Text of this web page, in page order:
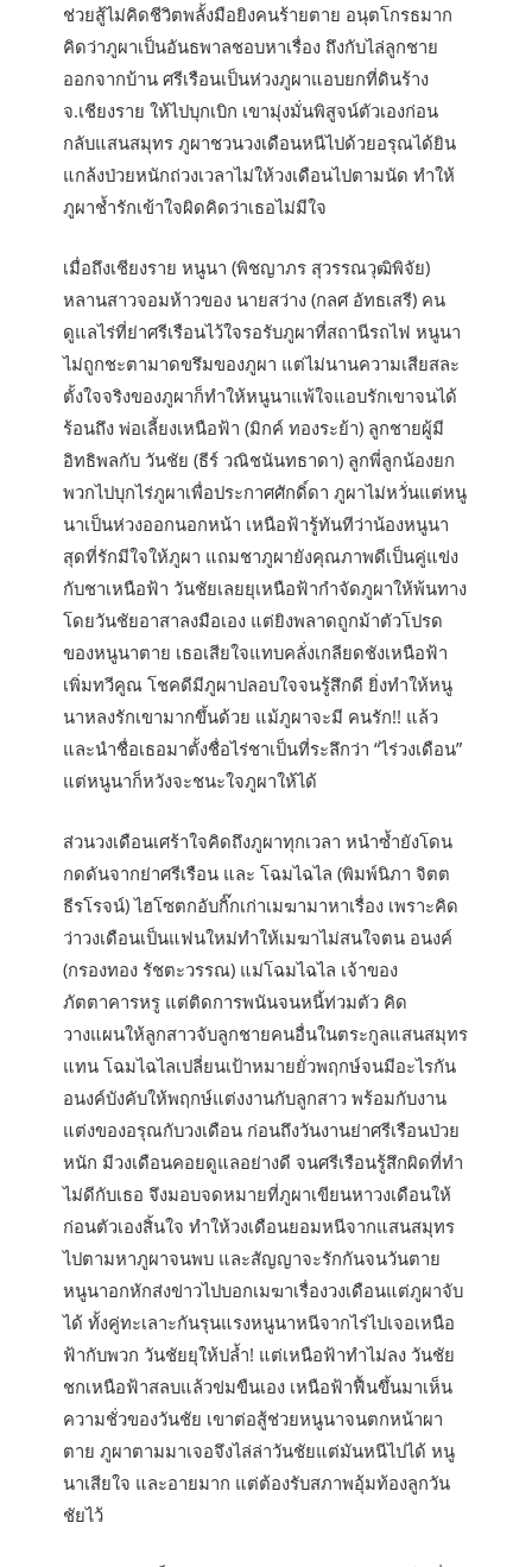
ช่วยสู้ไม่คิดชีวิตพลั้งมือยิงคนร้ายตาย อนุตโกรธมาก
คิดว่าภูผาเป็นอันธพาลชอบหาเรื่อง ถึงกับไล่ลูกชาย
ออกจากบ้าน ศรีเรือนเป็นห่วงภูผาแอบยกที่ดินร้าง
จ.เชียงราย ให้ไปบุกเบิก เขามุ่งมั่นพิสูจน์ตัวเองก่อน
กลับแสนสมุทร ภูผาชวนวงเดือนหนีไปด้วยอรุณได้ยิน
แกล้งป่วยหนักถ่วงเวลาไม่ให้วงเดือนไปตามนัด ทำให้
ภูผาช้ำรักเข้าใจผิดคิดว่าเธอไม่มีใจ
เมื่อถึงเชียงราย หนูนา (พิชญาภร สุวรรณวุฒิพิจัย)
หลานสาวจอมห้าวของ นายสว่าง (กลศ อัทธเสรี) คน
ดูแลไร่ที่ย่าศรีเรือนไว้ใจรอรับภูผาที่สถานีรถไฟ หนูนา
ไม่ถูกชะตามาดขรึมของภูผา แต่ไม่นานความเสียสละ
ตั้งใจจริงของภูผาก็ทำให้หนูนาแพ้ใจแอบรักเขาจนได้
ร้อนถึง พ่อเลี้ยงเหนือฟ้า (มิกค์ ทองระย้า) ลูกชายผู้มี
อิทธิพลกับ วันชัย (ธีร์ วณิชนันทธาดา) ลูกพี่ลูกน้องยก
พวกไปบุกไร่ภูผาเพื่อประกาศศักดิ์ดา ภูผาไม่หวั่นแต่หนู
นาเป็นห่วงออกนอกหน้า เหนือฟ้ารู้ทันทีว่าน้องหนูนา
สุดที่รักมีใจให้ภูผา แถมชาภูผายังคุณภาพดีเป็นคู่แข่ง
กับชาเหนือฟ้า วันชัยเลยยุเหนือฟ้ากำจัดภูผาให้พ้นทาง
โดยวันชัยอาสาลงมือเอง แต่ยิงพลาดถูกม้าตัวโปรด
ของหนูนาตาย เธอเสียใจแทบคลั่งเกลียดชังเหนือฟ้า
เพิ่มทวีคูณ โชคดีมีภูผาปลอบใจจนรู้สึกดี ยิ่งทำให้หนู
นาหลงรักเขามากขึ้นด้วย แม้ภูผาจะมี คนรัก!! แล้ว
และนำชื่อเธอมาตั้งชื่อไร่ชาเป็นที่ระลึกว่า “ไร่วงเดือน”
แต่หนูนาก็หวังจะชนะใจภูผาให้ได้
ส่วนวงเดือนเศร้าใจคิดถึงภูผาทุกเวลา หนำซ้ำยังโดน
กดดันจากย่าศรีเรือน และ โฉมไฉไล (พิมพ์นิภา จิตต
ธีรโรจน์) ไฮโซตกอับกิ๊กเก่าเมฆามาหาเรื่อง เพราะคิด
ว่าวงเดือนเป็นแฟนใหม่ทำให้เมฆาไม่สนใจตน อนงค์
(กรองทอง รัชตะวรรณ) แม่โฉมไฉไล เจ้าของ
ภัตตาคารหรู แต่ติดการพนันจนหนี้ท่วมตัว คิด
วางแผนให้ลูกสาวจับลูกชายคนอื่นในตระกูลแสนสมุทร
แทน โฉมไฉไลเปลี่ยนเป้าหมายยั่วพฤกษ์จนมีอะไรกัน
อนงค์บังคับให้พฤกษ์แต่งงานกับลูกสาว พร้อมกับงาน
แต่งของอรุณกับวงเดือน ก่อนถึงวันงานย่าศรีเรือนป่วย
หนัก มีวงเดือนคอยดูแลอย่างดี จนศรีเรือนรู้สึกผิดที่ทำ
ไม่ดีกับเธอ จึงมอบจดหมายที่ภูผาเขียนหาวงเดือนให้
ก่อนตัวเองสิ้นใจ ทำให้วงเดือนยอมหนีจากแสนสมุทร
ไปตามหาภูผาจนพบ และสัญญาจะรักกันจนวันตาย
หนูนาอกหักส่งข่าวไปบอกเมฆาเรื่องวงเดือนแต่ภูผาจับ
ได้ ทั้งคู่ทะเลาะกันรุนแรงหนูนาหนีจากไร่ไปเจอเหนือ
ฟ้ากับพวก วันชัยยุให้ปล้ำ! แต่เหนือฟ้าทำไม่ลง วันชัย
ชกเหนือฟ้าสลบแล้วข่มขืนเอง เหนือฟ้าฟื้นขึ้นมาเห็น
ความชั่วของวันชัย เขาต่อสู้ช่วยหนูนาจนตกหน้าผา
ตาย ภูผาตามมาเจอจึงไล่ล่าวันชัยแต่มันหนีไปได้ หนู
นาเสียใจ และอายมาก แต่ต้องรับสภาพอุ้มท้องลูกวัน
ชัยไว้